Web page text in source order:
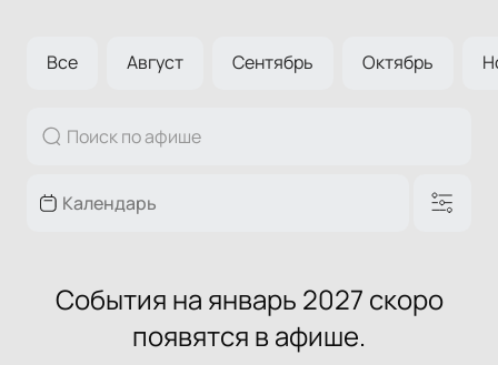
Все Август Сентябрь Октябрь
События на январь 2027 скоро
появятся в афише.